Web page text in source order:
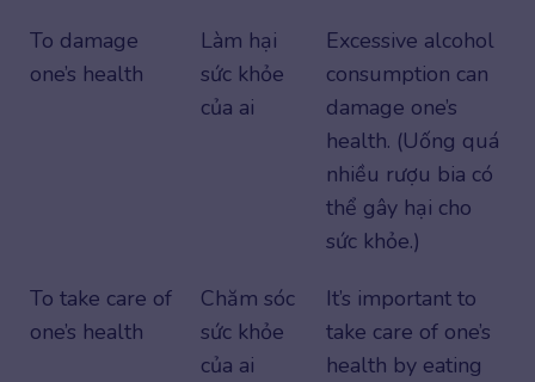
To damage
one’s health
Làm hại
sức khỏe
của ai
Excessive alcohol
consumption can
damage one’s
health. (Uống quá
nhiều rượu bia có
thể gây hại cho
sức khỏe.)
To take care of
one’s health
Chăm sóc
sức khỏe
của ai
It’s important to
take care of one’s
health by eating